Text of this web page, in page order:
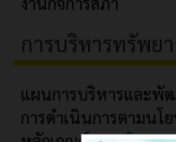
การบริหารทรัพย
แผนการบริหารและพั
การดำเนินการตามนโ